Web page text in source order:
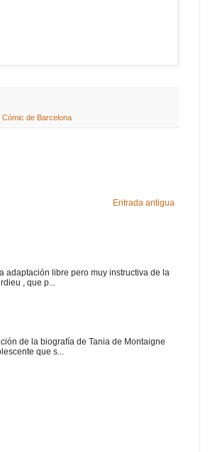
Cómic de Barcelona
Entrada antigua
adaptación libre pero muy instructiva de la
, que p...
de la biografía de Tania de Montaigne
que s...